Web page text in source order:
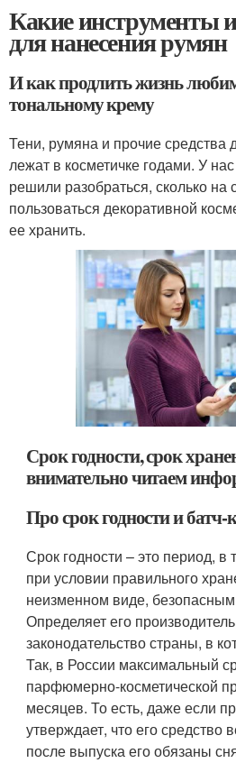
Какие инструменты
для нанесения румян
И как продлить жизнь
тональному крему
Тени, румяна и прочие средства
лежат в косметичке годами. У
решили разобраться, сколько
пользоваться декоративной
ее хранить.
Срок годности, срок
внимательно читаем
Про срок годности и батч-
Срок годности – это период, в
при условии правильного
неизменном виде,
Определяет его
законодательство страны, в
Так, в России максимальный
парфюмерно-косметической
месяцев. То есть, даже если
утверждает, что его средство
после выпуска его обязаны